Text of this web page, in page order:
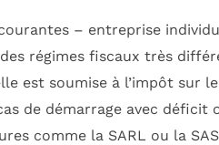
– entreprise
régimes fiscaux très
est soumise à l’impôt sur
de démarrage avec déficit
comme la SARL ou la